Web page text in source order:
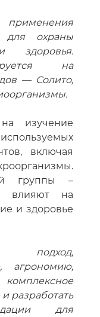
применения
для охраны
здоровья.
на
— Солито,
изучение
включая
группы –
влияют на
и здоровье
подход,
агрономию,
разработать
для